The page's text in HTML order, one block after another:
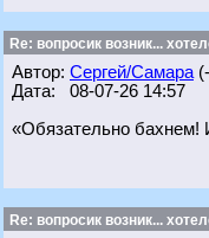
Re: вопросик возник...
Автор: Сергей/Самара
Дата: 08-07-26 14:57
«Обязательно
Re: вопросик возник...